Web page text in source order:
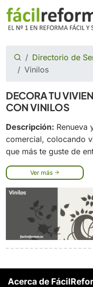
Directorio de
Vinilos
DECORA TU
CON VINILOS
Descripción: Renueva
comercial, colocando
que más te guste de
Ver más
Acerca de